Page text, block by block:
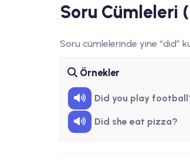
Soru Cümleleri
Soru cümlelerinde yine “did”
Örnekler
Did you play
Did she eat pizza?